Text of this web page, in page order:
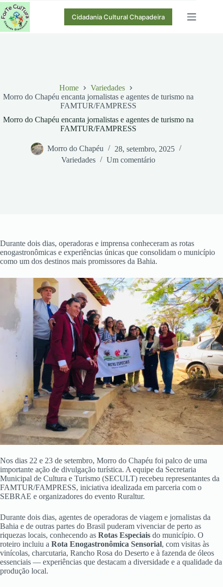
Pular
para
o
conteúdo
Cidadania Cultural Chapadeira
Home
Variedades
Morro do Chapéu encanta jornalistas e agentes de turismo na
FAMTUR/FAMPRESS
Morro do Chapéu encanta jornalistas e agentes de turismo na
FAMTUR/FAMPRESS
Morro do Chapéu
28, setembro, 2025
Variedades
Um comentário
Durante dois dias, operadoras e imprensa conheceram as rotas
enogastronômicas e experiências únicas que consolidam o município
como um dos destinos mais promissores da Bahia.
Nos dias 22 e 23 de setembro, Morro do Chapéu foi palco de uma
importante ação de divulgação turística. A equipe da Secretaria
Municipal de Cultura e Turismo (SECULT) recebeu representantes da
FAMTUR/FAMPRESS, iniciativa idealizada em parceria com o
SEBRAE e organizadores do evento Ruraltur.
Durante dois dias, agentes de operadoras de viagem e jornalistas da
Bahia e de outras partes do Brasil puderam vivenciar de perto as
riquezas locais, conhecendo as Rotas Especiais do município. O
roteiro incluiu a Rota Enogastronômica Sensorial, com visitas às
vinícolas, charcutaria, Rancho Rosa do Deserto e à fazenda de óleos
essenciais — experiências que destacam a diversidade e a qualidade da
produção local.